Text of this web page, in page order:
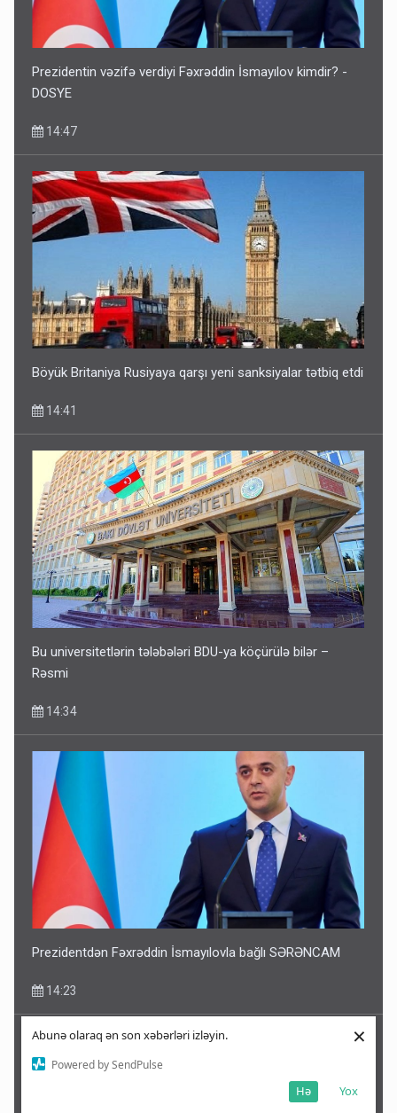
Abunə olaraq ən son xəbərləri izləyin.
Powered by SendPulse
Yox
Hə
×
Prezidentin vəzifə verdiyi Fəxrəddin İsmayılov kimdir? -
DOSYE
14:47
Böyük Britaniya Rusiyaya qarşı yeni sanksiyalar tətbiq etdi
14:41
Bu universitetlərin tələbələri BDU-ya köçürülə bilər –
Rəsmi
14:34
Prezidentdən Fəxrəddin İsmayılovla bağlı SƏRƏNCAM
14:23